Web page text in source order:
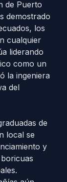
de Puerto
demostrado
los
cualquier
liderando
como un
la ingeniera
del
de
local se
y